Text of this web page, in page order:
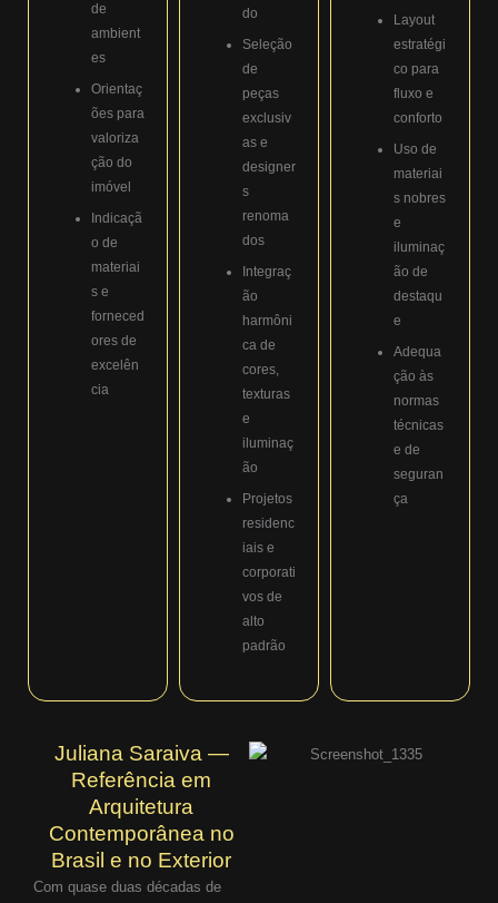
de
ambient
es
Orientaç
ões para
valoriza
ção do
imóvel
Indicaçã
o de
materiai
s e
forneced
ores de
excelên
cia
do
Seleção
de
peças
exclusiv
as e
designer
s
renoma
dos
Integraç
ão
harmôni
ca de
cores,
texturas
e
iluminaç
ão
Projetos
residenc
iais e
corporati
vos de
alto
padrão
Layout
estratégi
co para
fluxo e
conforto
Uso de
materiai
s nobres
e
iluminaç
ão de
destaqu
e
Adequa
ção às
normas
técnicas
e de
seguran
ça
Juliana Saraiva —
Referência em
Arquitetura
Contemporânea no
Brasil e no Exterior
Com quase duas décadas de